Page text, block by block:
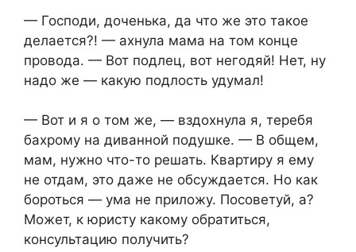
— Господи, доченька, да что же это такое
делается?! — ахнула мама на том конце
провода. — Вот подлец, вот негодяй! Нет, ну
надо же — какую подлость удумал!
— Вот и я о том же, — вздохнула я, теребя
бахрому на диванной подушке. — В общем,
мам, нужно что-то решать. Квартиру я ему
не отдам, это даже не обсуждается. Но как
бороться — ума не приложу. Посоветуй, а?
Может, к юристу какому обратиться,
консультацию получить?